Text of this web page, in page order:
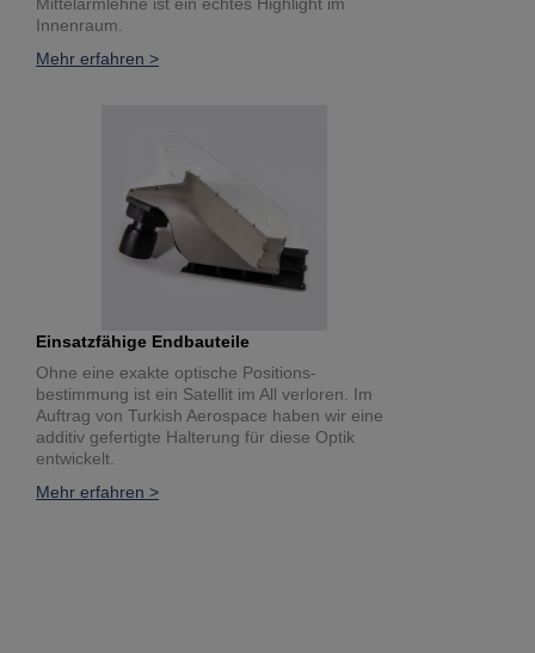
Innenraum.
Mehr erfahren >
Einsatzfähige Endbauteile
Ohne eine exakte optische Positions-
bestimmung ist ein Satellit im All verloren. Im
Auftrag von Turkish Aerospace haben wir eine
additiv gefertigte Halterung für diese Optik
entwickelt.
Mehr erfahren >